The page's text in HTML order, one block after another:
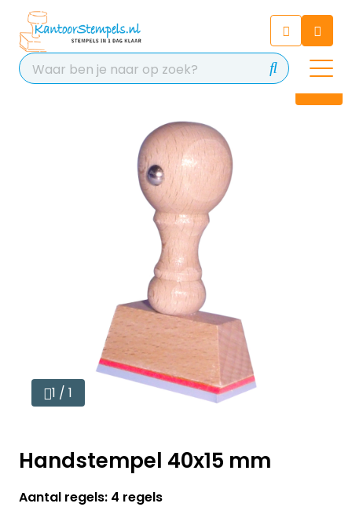
Chat 24/7 met onze chatbot
voor hulp
Contact
1 / 1
Handstempel 40x15 mm
Aantal regels: 4 regels